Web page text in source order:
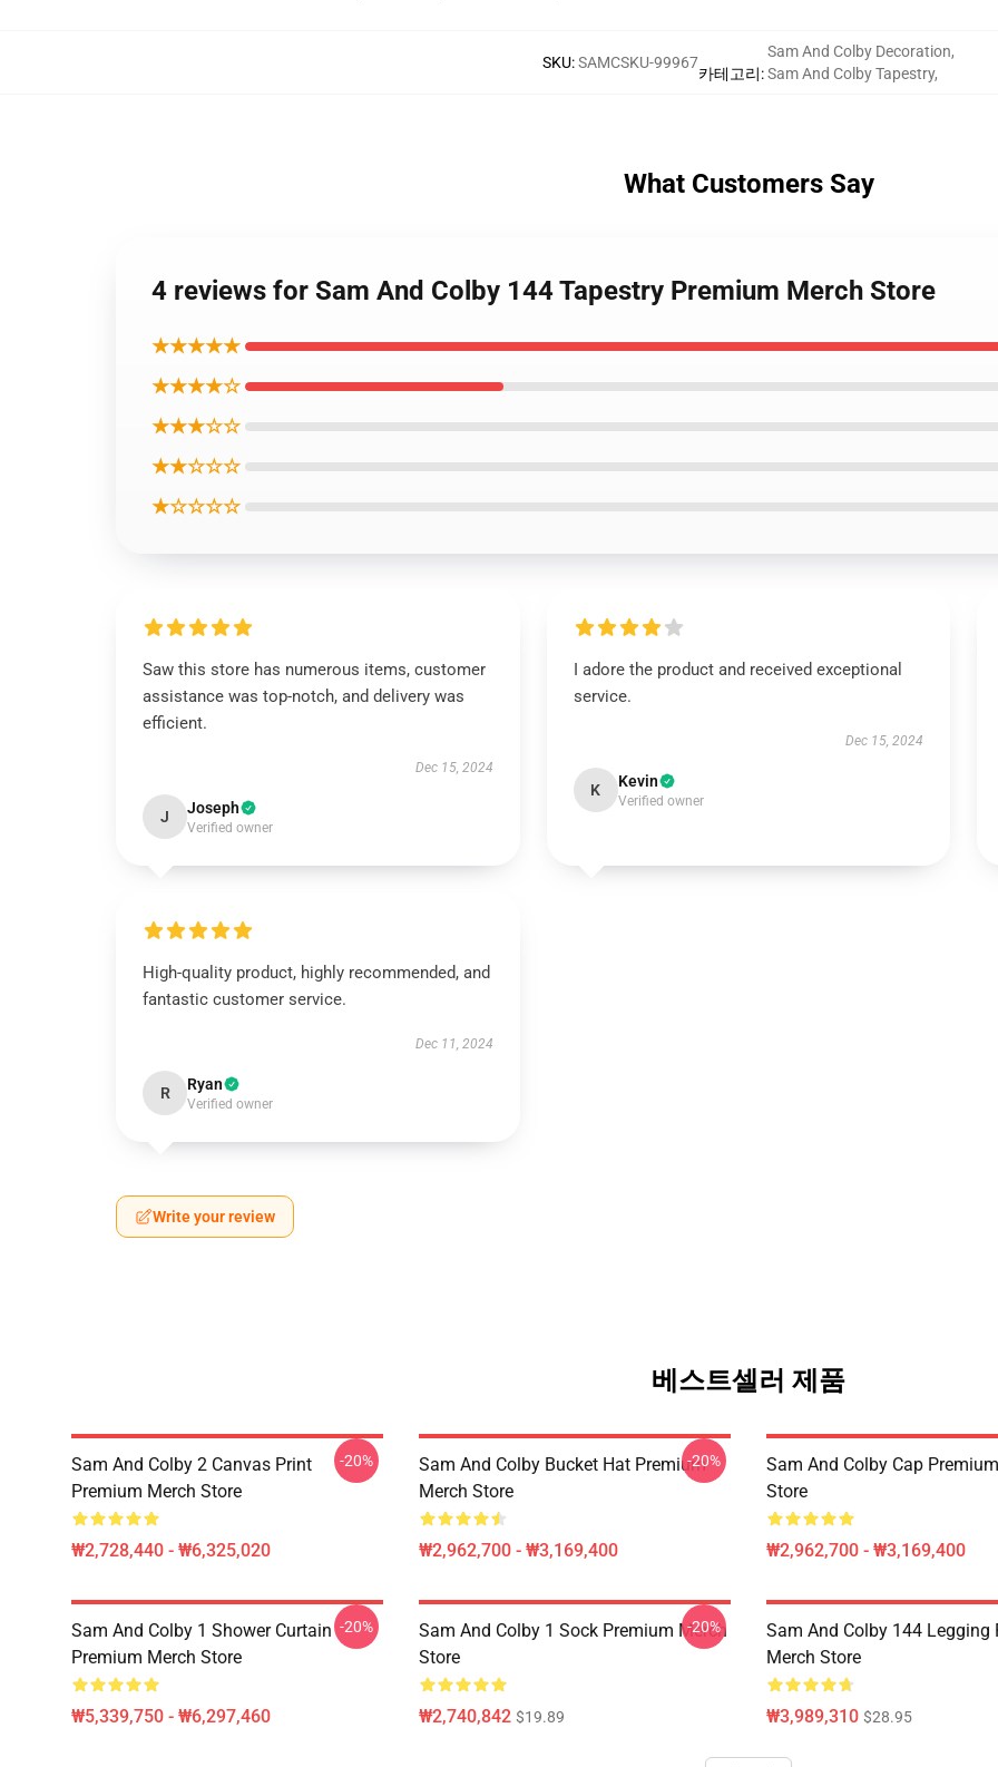
SKU:SAMCSKU-99967
카테고리:
Sam And Colby Decoration,
Sam And Colby Tapestry,
What Customers Say
4 reviews for Sam And Colby 144 Tapestry Premium Merch Store
★★★★★
★★★★☆
★★★☆☆
★★☆☆☆
★☆☆☆☆
Saw this store has numerous items, customer
assistance was top-notch, and delivery was
efficient.
Dec 15, 2024
J Joseph
Verified owner
I adore the product and received exceptional
service.
Dec 15, 2024
K Kevin
Verified owner
High-quality product, highly recommended, and
fantastic customer service.
Dec 11, 2024
R Ryan
Verified owner
Write your review
베스트셀러 제품
Sam And Colby 2 Canvas Print
Premium Merch Store
₩2,728,440 - ₩6,325,020
-20%
Sam And Colby Bucket Hat Premium
Merch Store
₩2,962,700 - ₩3,169,400
-20%
Sam And Colby Cap
Store
₩2,962,700 - ₩3,169,400
Sam And Colby 1 Shower Curtain
Premium Merch Store
₩5,339,750 - ₩6,297,460
-20%
Sam And Colby 1 Sock Premium Merch
Store
₩2,740,842 $19.89
-20%
Sam And Colby 144 Legging
Merch Store
₩3,989,310 $28.95